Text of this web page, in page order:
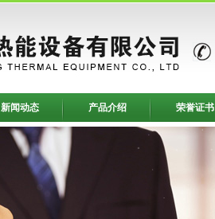
新闻动态 产品介绍 荣誉证书